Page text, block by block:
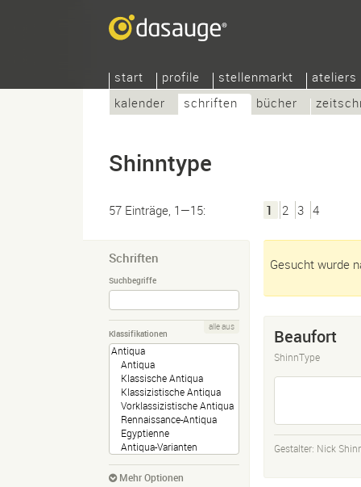
start profile stellenmarkt
ateliers
kalender
schriften bücher
Shinntype
57 Einträge, 1—15: 1 2 3 4
Schriften
Suchbegriffe
Klassifikationen
alle aus
Mehr Optionen
Gesucht wurde
Beaufort
ShinnType
Gestalter: Nick